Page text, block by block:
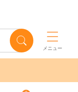
メニュー